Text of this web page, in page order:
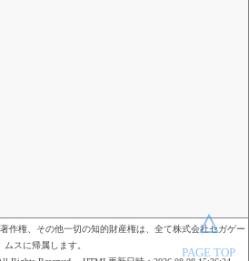
作権、その他一切の知的財産権は、全て株式会社セガゲー
ムスに帰属します。